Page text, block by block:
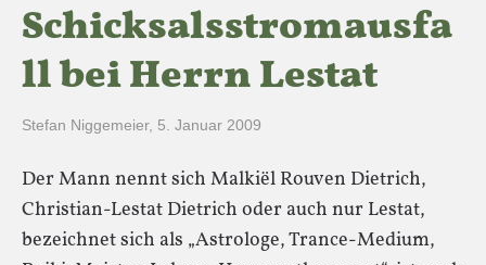
Schicksalsstromausfa
ll bei Herrn Lestat
Stefan Niggemeier, 5. Januar 2009
Der Mann nennt sich Malkiël Rouven Dietrich,
Christian-Lestat Dietrich oder auch nur Lestat,
bezeichnet sich als „Astrologe, Trance-Medium,